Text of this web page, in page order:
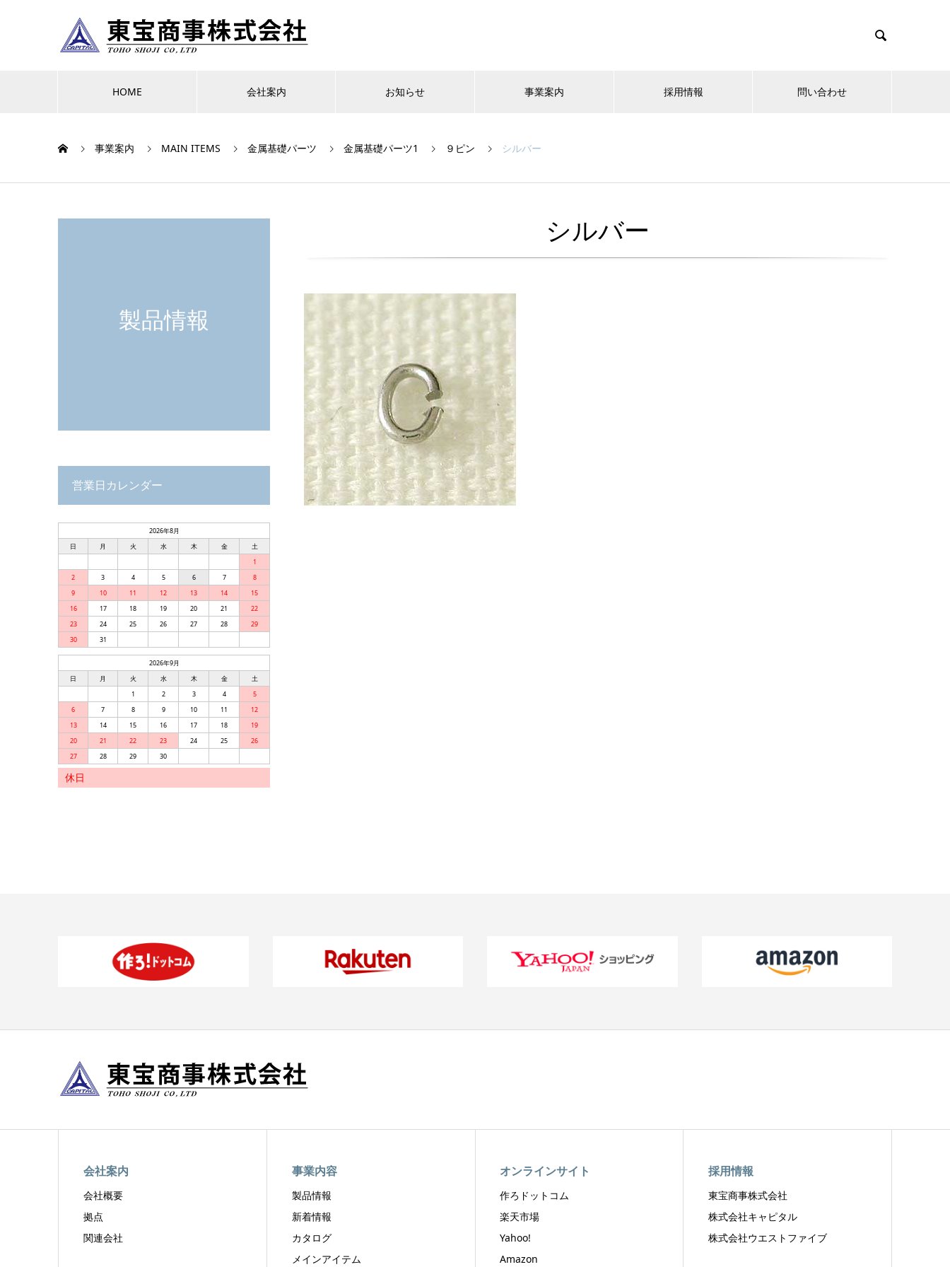

HOME 会社案内 お知らせ 事業案内 採用情報 問い合わせ
事業案内 MAIN ITEMS 金属基礎パーツ 金属基礎パーツ1 ９ピン シルバー
製品情報
シルバー
営業日カレンダー
2026年8月
日
月 火 水 木 金
土
1
2
3 4 5 6 7
8
9
10 11 12 13 14
15
16
17 18 19 20 21
22
23
24 25 26 27 28
29
30
31
2026年9月
日
月 火 水 木 金
土
1
2 3 4
5
6
7 8 9 10 11
12
13
14 15 16 17 18
19
20
21 22 23 24 25
26
27
28 29 30
休日
会社案内
会社概要
拠点
関連会社
事業内容
製品情報
新着情報
カタログ
メインアイテム
オンラインサイト
作ろドットコム
楽天市場
Yahoo!
Amazon
採用情報
東宝商事株式会社
株式会社キャピタル
株式会社ウエストファイブ